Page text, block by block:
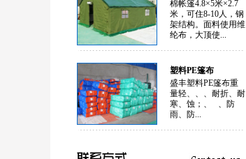
棉帐篷4.8×5米×2.7
米，可住8-10人，钢
架结构。面料使用维
纶布，大顶使...
塑料PE篷布
盛丰塑料PE篷布重
量轻、、、耐折、耐
寒、蚀；、 、防
雨、防...